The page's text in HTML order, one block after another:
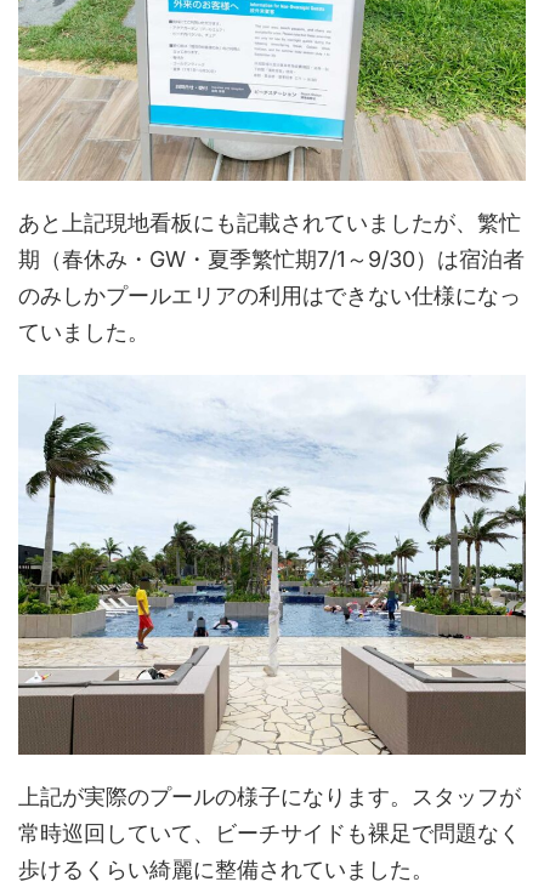
あと上記現地看板にも記載されていましたが、繁忙
期（春休み・GW・夏季繁忙期7/1～9/30）は宿泊者
のみしかプールエリアの利用はできない仕様になっ
ていました。
上記が実際のプールの様子になります。スタッフが
常時巡回していて、ビーチサイドも裸足で問題なく
歩けるくらい綺麗に整備されていました。